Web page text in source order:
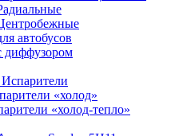
автобусов
диффузором
«холод»
«холод-тепло»